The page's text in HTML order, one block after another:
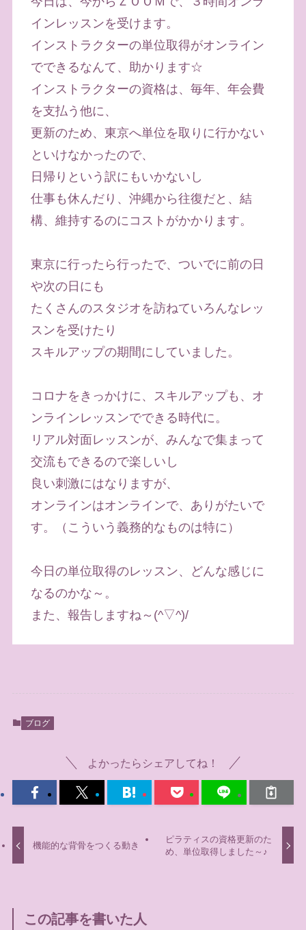
インレッスンを受けます。
インストラクターの単位取得がオンライン
でできるなんて、助かります☆
インストラクターの資格は、毎年、年会費
を支払う他に、
更新のため、東京へ単位を取りに行かない
といけなかったので、
日帰りという訳にもいかないし
仕事も休んだり、沖縄から往復だと、結
構、維持するのにコストがかかります。
東京に行ったら行ったで、ついでに前の日
や次の日にも
たくさんのスタジオを訪ねていろんなレッ
スンを受けたり
スキルアップの期間にしていました。
コロナをきっかけに、スキルアップも、オ
ンラインレッスンでできる時代に。
リアル対面レッスンが、みんなで集まって
交流もできるので楽しいし
良い刺激にはなりますが、
オンラインはオンラインで、ありがたいで
す。（こういう義務的なものは特に）
今日の単位取得のレッスン、どんな感じに
なるのかな～。
また、報告しますね～(^▽^)/
ブログ
よかったらシェアしてね！
機能的な背骨をつくる動き
ピラティスの資格更新のた
め、単位取得しました～♪
この記事を書いた人